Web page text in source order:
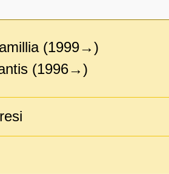
(1999→)
(1996→)